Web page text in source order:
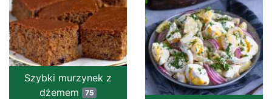
Szybki murzynek z
dżemem
75